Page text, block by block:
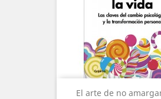
El arte de no